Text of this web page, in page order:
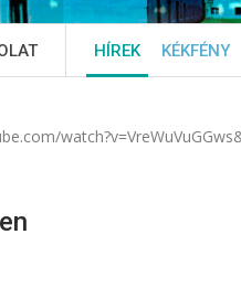
HÍREK KÉKFÉNY